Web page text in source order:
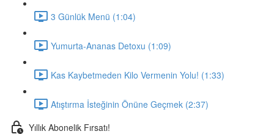
3 Günlük Menü (1:04)
Yumurta-Ananas Detoxu (1:09)
Kas Kaybetmeden Kilo Vermenin Yolu! (1:33)
Atıştırma İsteğinin Önüne Geçmek (2:37)
Yıllık Abonelik Fırsatı!